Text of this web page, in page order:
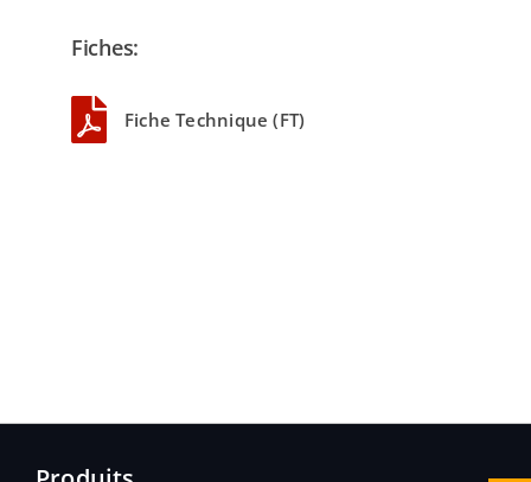
Fiches:
Fiche Technique (FT)